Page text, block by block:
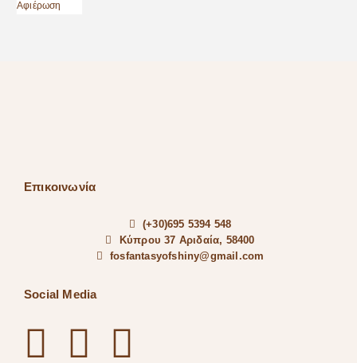
Επικοινωνία
(+30)695 5394 548
Κύπρου 37 Αριδαία, 58400
fosfantasyofshiny@gmail.com
Social Media